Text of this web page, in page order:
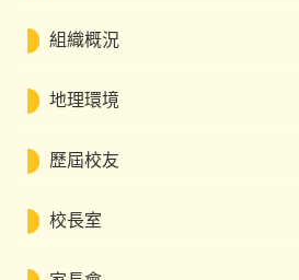
組織概況
地理環境
歷屆校友
校長室